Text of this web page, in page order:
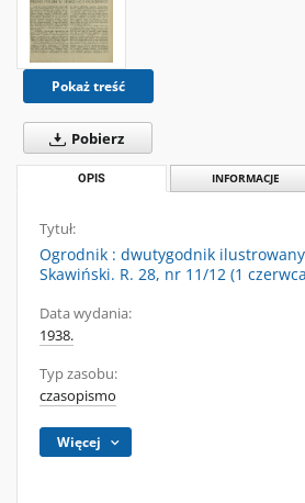
Pokaż treść
Pobierz
OPIS INFORMACJE
Tytuł:
Ogrodnik : dwutygodnik
Skawiński. R. 28, nr 11/12 (1
Data wydania:
1938.
Typ zasobu:
czasopismo
Więcej